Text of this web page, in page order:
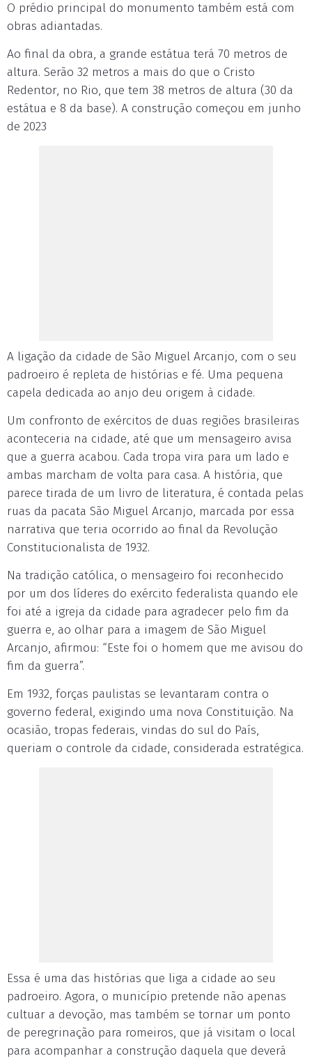
O prédio principal do monumento também está com
obras adiantadas.
Ao final da obra, a grande estátua terá 70 metros de
altura. Serão 32 metros a mais do que o Cristo
Redentor, no Rio, que tem 38 metros de altura (30 da
estátua e 8 da base). A construção começou em junho
de 2023
A ligação da cidade de São Miguel Arcanjo, com o seu
padroeiro é repleta de histórias e fé. Uma pequena
capela dedicada ao anjo deu origem à cidade.
Um confronto de exércitos de duas regiões brasileiras
aconteceria na cidade, até que um mensageiro avisa
que a guerra acabou. Cada tropa vira para um lado e
ambas marcham de volta para casa. A história, que
parece tirada de um livro de literatura, é contada pelas
ruas da pacata São Miguel Arcanjo, marcada por essa
narrativa que teria ocorrido ao final da Revolução
Constitucionalista de 1932.
Na tradição católica, o mensageiro foi reconhecido
por um dos líderes do exército federalista quando ele
foi até a igreja da cidade para agradecer pelo fim da
guerra e, ao olhar para a imagem de São Miguel
Arcanjo, afirmou: “Este foi o homem que me avisou do
fim da guerra”.
Em 1932, forças paulistas se levantaram contra o
governo federal, exigindo uma nova Constituição. Na
ocasião, tropas federais, vindas do sul do País,
queriam o controle da cidade, considerada estratégica.
Essa é uma das histórias que liga a cidade ao seu
padroeiro. Agora, o município pretende não apenas
cultuar a devoção, mas também se tornar um ponto
de peregrinação para romeiros, que já visitam o local
para acompanhar a construção daquela que deverá